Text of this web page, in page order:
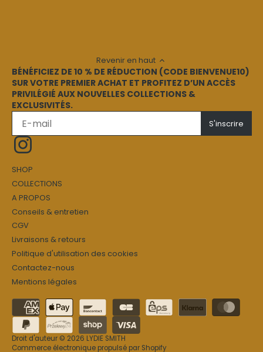
Revenir en haut
BÉNÉFICIEZ DE 10 % DE RÉDUCTION (CODE BIENVENUE10)
SUR VOTRE PREMIER ACHAT ET PROFITEZ D’UN ACCÈS
PRIVILÉGIÉ AUX NOUVELLES COLLECTIONS &
EXCLUSIVITÉS.
SHOP
COLLECTIONS
A PROPOS
Conseils & entretien
CGV
Livraisons & retours
Politique d'utilisation des cookies
Contactez-nous
Mentions légales
Droit d'auteur © 2026 LYDIE SMITH
Commerce électronique propulsé par Shopify